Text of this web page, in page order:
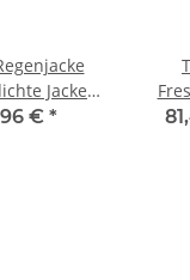
Jacke
10000
€ *